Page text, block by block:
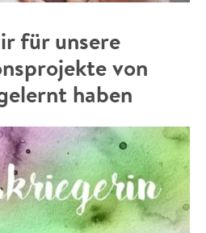
für unsere
von
haben